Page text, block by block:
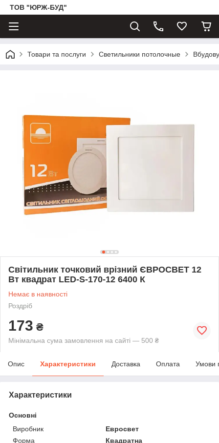
ТОВ "ЮРЖ-БУД"
Товари та послуги Светильники потолочные
Світильник точковий врізний ЄВРОСВЕТ 12
Вт квадрат LED-S-170-12 6400 К
Немає в наявності
Роздріб
173 ₴
Мінімальна сума замовлення на сайті — 500 ₴
Опис Характеристики Доставка Оплата Умови
Характеристики
Основні
Виробник
Евросвет
Форма
Квадратна